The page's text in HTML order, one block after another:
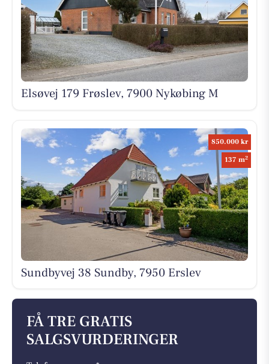
Elsøvej 179 Frøslev, 7900 Nykøbing M
850.000 kr
137 m2
Sundbyvej 38 Sundby, 7950 Erslev
FÅ TRE GRATIS
SALGSVURDERINGER